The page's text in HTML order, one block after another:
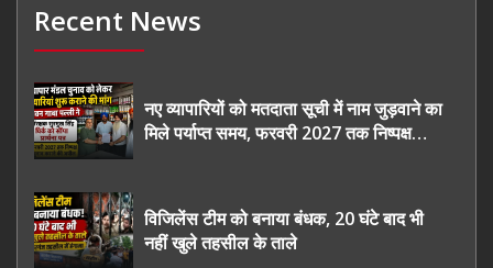
Recent News
नए व्यापारियों को मतदाता सूची में नाम जुड़वाने का
मिले पर्याप्त समय, फरवरी 2027 तक निष्पक्ष
विजिलेंस टीम को बनाया बंधक, 20 घंटे बाद भी
नहीं खुले तहसील के ताले